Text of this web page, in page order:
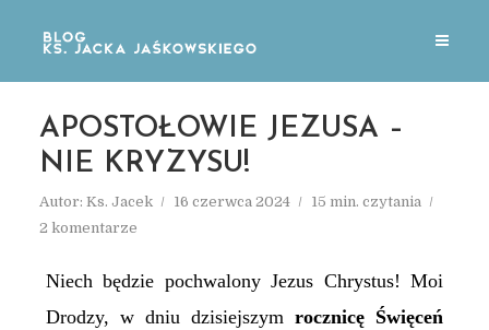
APOSTOŁOWIE JEZUSA –
NIE KRYZYSU!
Autor: Ks. Jacek 16 czerwca 2024
15 min. czytania
2 komentarze
Niech będzie pochwalony Jezus Chrystus! Moi
Drodzy, w dniu dzisiejszymrocznicę Święceń